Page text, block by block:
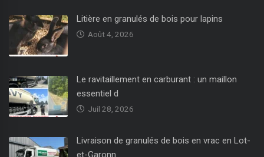
Litière en granulés de bois pour lapins
Août 4, 2026
Le ravitaillement en carburant : un maillon
essentiel d
Juil 28, 2026
Livraison de granulés de bois en vrac en Lot-
et-Garonn